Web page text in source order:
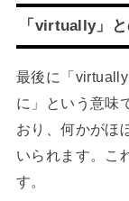
「virtually」
最後に「
に」という意味
おり、何かがほ
いられます。こ
す。